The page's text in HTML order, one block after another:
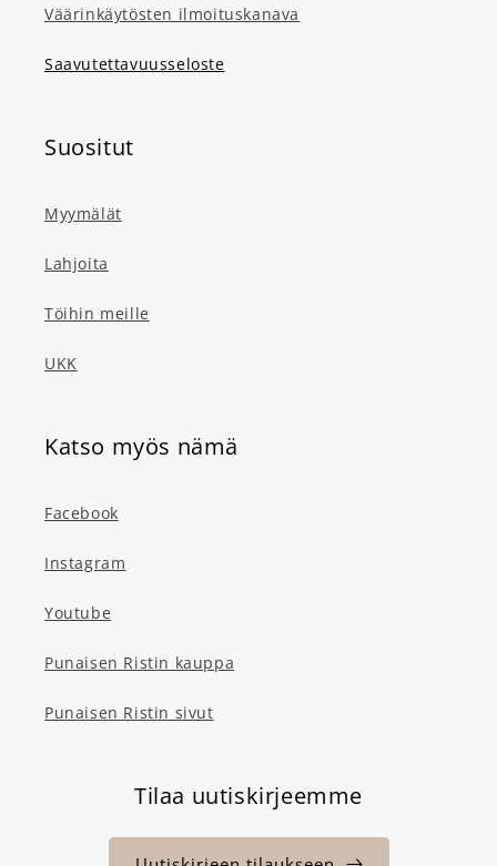
Väärinkäytösten ilmoituskanava
Saavutettavuusseloste
Suositut
Myymälät
Lahjoita
Töihin meille
UKK
Katso myös nämä
Facebook
Instagram
Youtube
Punaisen Ristin kauppa
Punaisen Ristin sivut
Tilaa uutiskirjeemme